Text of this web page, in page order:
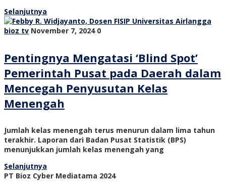
Selanjutnya
bioz tv November 7, 2024 0
Pentingnya Mengatasi ‘Blind Spot’
Pemerintah Pusat pada Daerah dalam
Mencegah Penyusutan Kelas
Menengah
Jumlah kelas menengah terus menurun dalam lima tahun
terakhir. Laporan dari Badan Pusat Statistik (BPS)
menunjukkan jumlah kelas menengah yang
Selanjutnya
PT Bioz Cyber Mediatama 2024